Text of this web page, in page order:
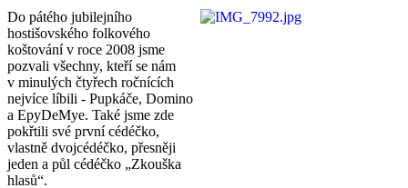
Do pátého jubilejního
hostišovského folkového
koštování v roce 2008 jsme
pozvali všechny, kteří se nám
v minulých čtyřech ročnících
nejvíce líbili - Pupkáče, Domino
a EpyDeMye. Také jsme zde
pokřtili své první cédéčko,
vlastně dvojcédéčko, přesněji
jeden a půl cédéčko „Zkouška
hlasů“.